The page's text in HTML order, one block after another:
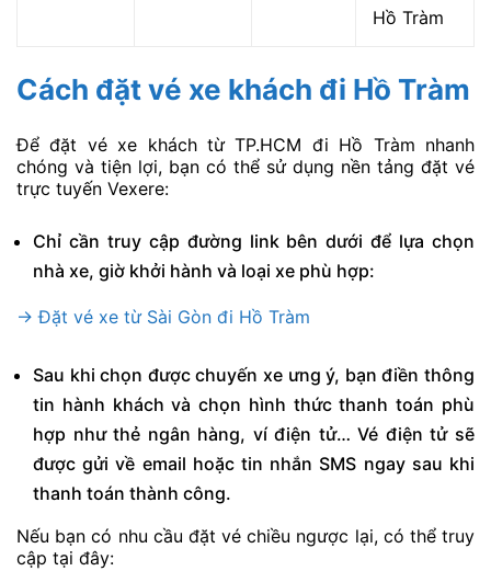
Hồ Tràm
Cách đặt vé xe khách đi Hồ Tràm
Để đặt vé xe khách từ TP.HCM đi Hồ Tràm nhanh
chóng và tiện lợi, bạn có thể sử dụng nền tảng đặt vé
trực tuyến Vexere:
Chỉ cần truy cập đường link bên dưới để lựa chọn
nhà xe, giờ khởi hành và loại xe phù hợp:
→ Đặt vé xe từ Sài Gòn đi Hồ Tràm
Sau khi chọn được chuyến xe ưng ý, bạn điền thông
tin hành khách và chọn hình thức thanh toán phù
hợp như thẻ ngân hàng, ví điện tử… Vé điện tử sẽ
được gửi về email hoặc tin nhắn SMS ngay sau khi
thanh toán thành công.
Nếu bạn có nhu cầu đặt vé chiều ngược lại, có thể truy
cập tại đây: